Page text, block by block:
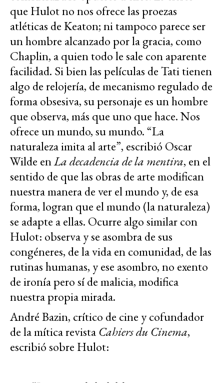
que Hulot no nos ofrece las proezas
atléticas de Keaton; ni tampoco parece ser
un hombre alcanzado por la gracia, como
Chaplin, a quien todo le sale con aparente
facilidad. Si bien las películas de Tati tienen
algo de relojería, de mecanismo regulado de
forma obsesiva, su personaje es un hombre
que observa, más que uno que hace. Nos
ofrece un mundo, su mundo. “La
naturaleza imita al arte”, escribió Oscar
Wilde enLa decadencia de la mentira, en el
sentido de que las obras de arte modifican
nuestra manera de ver el mundo y, de esa
forma, logran que el mundo (la naturaleza)
se adapte a ellas. Ocurre algo similar con
Hulot: observa y se asombra de sus
congéneres, de la vida en comunidad, de las
rutinas humanas, y ese asombro, no exento
de ironía pero sí de malicia, modifica
nuestra propia mirada.
André Bazin, crítico de cine y cofundador
de la mítica revista Cahiers du Cinema,
escribió sobre Hulot: